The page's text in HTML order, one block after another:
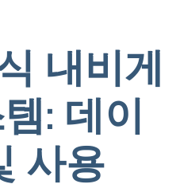
내비게
: 데이
사용